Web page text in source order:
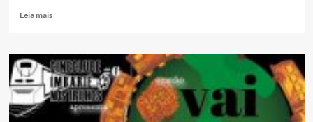
Leia maisRead
No
próximo
sábado
rola
o